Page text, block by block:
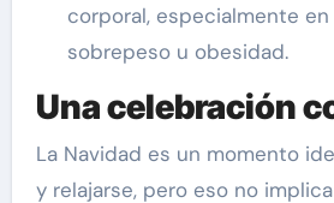
corporal, especialmente
sobrepeso u obesidad.
Una celebración
La Navidad es un momento
y relajarse, pero eso no